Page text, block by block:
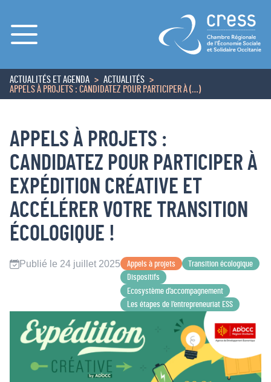
Menu
ACCUEIL
ACTUALITÉS ET AGENDA
ACTUALITÉS
APPELS À PROJETS : CANDIDATEZ POUR PARTICIPER À (…)
APPELS À PROJETS :
CANDIDATEZ POUR PARTICIPER À
EXPÉDITION CRÉATIVE ET
ACCÉLÉRER VOTRE TRANSITION
ÉCOLOGIQUE !
Publié le 24 juillet 2025 Appels à projets
Transition écologique
Dispositifs
Ecosystème d’accompagnement
Les étapes de l’entrepreneuriat ESS